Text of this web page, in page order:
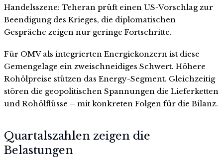
Handelsszene: Teheran prüft einen US-Vorschlag zur
Beendigung des Krieges, die diplomatischen
Gespräche zeigen nur geringe Fortschritte.
Für OMV als integrierten Energiekonzern ist diese
Gemengelage ein zweischneidiges Schwert. Höhere
Rohölpreise stützen das Energy-Segment. Gleichzeitig
stören die geopolitischen Spannungen die Lieferketten
und Rohölflüsse – mit konkreten Folgen für die Bilanz.
Quartalszahlen zeigen die
Belastungen